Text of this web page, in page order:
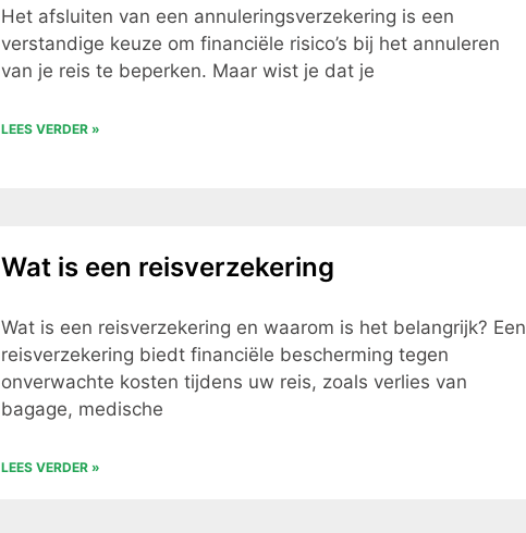
Het afsluiten van een annuleringsverzekering is een
verstandige keuze om financiële risico’s bij het annuleren
van je reis te beperken. Maar wist je dat je
LEES VERDER »
Wat is een reisverzekering
Wat is een reisverzekering en waarom is het belangrijk? Een
reisverzekering biedt financiële bescherming tegen
onverwachte kosten tijdens uw reis, zoals verlies van
bagage, medische
LEES VERDER »